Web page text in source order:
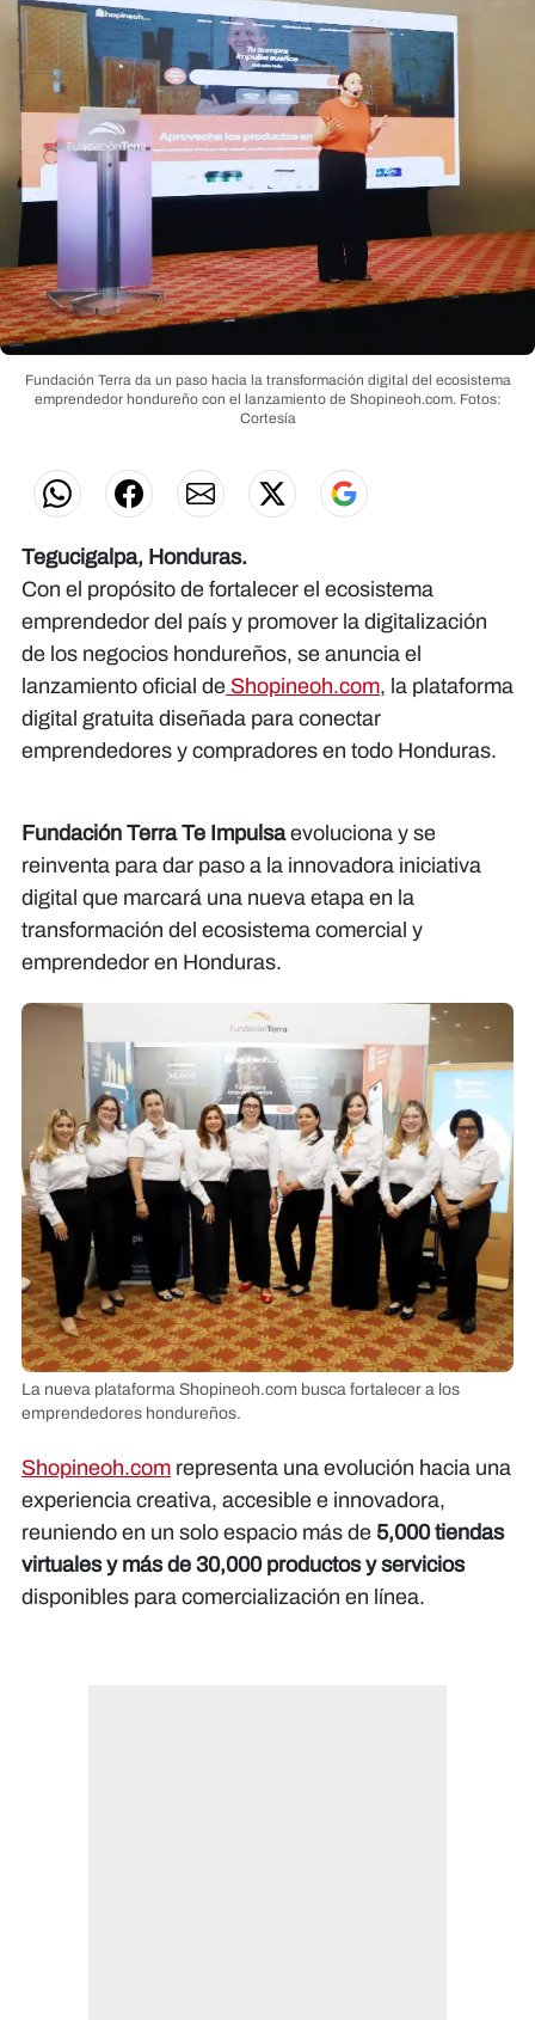
Fundación Terra da un paso hacia la transformación digital del ecosistema
emprendedor hondureño con el lanzamiento de Shopineoh.com. Fotos:
Cortesía
Tegucigalpa, Honduras.
Con el propósito de fortalecer el ecosistema
emprendedor del país y promover la digitalización
de los negocios hondureños, se anuncia el
lanzamiento oficial de Shopineoh.com, la plataforma
digital gratuita diseñada para conectar
emprendedores y compradores en todo Honduras.
Fundación Terra Te Impulsaevoluciona y se
reinventa para dar paso a la innovadora iniciativa
digital que marcará una nueva etapa en la
transformación del ecosistema comercial y
emprendedor en Honduras.
La nueva plataforma Shopineoh.com busca fortalecer a los
emprendedores hondureños.
Shopineoh.com representa una evolución hacia una
experiencia creativa, accesible e innovadora,
reuniendo en un solo espacio más de 5,000 tiendas
virtuales y más de 30,000 productos y servicios
disponibles para comercialización en línea.